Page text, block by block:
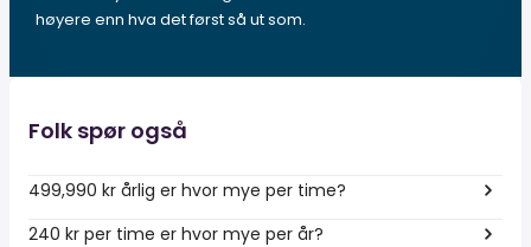
høyere enn hva det først så ut som.
Folk spør også
499,990 kr årlig er hvor mye per time?
240 kr per time er hvor mye per år?